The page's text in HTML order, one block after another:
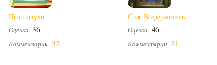
Подсолнухи
Оценка 36
Комментарии 32
Спас Вседержитель
Оценка 46
Комментарии 21